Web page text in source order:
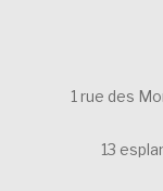
1 rue des
13